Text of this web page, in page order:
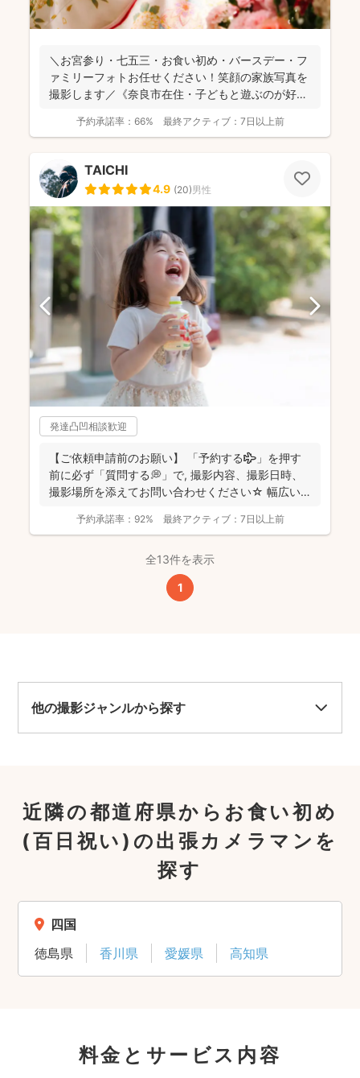
＼お宮参り・七五三・お食い初め・バースデー・フ
ァミリーフォトお任せください！笑顔の家族写真を
撮影します／《奈良市在住・子どもと遊ぶのが好き
予約承諾率： 66% 最終アクティブ： 7日以上前
TAICHI
4.9 (20)男性
発達凸凹相談歓迎
【ご依頼申請前のお願い】 「予約する✈️」を押す
前に必ず「質問する💭」で, 撮影内容、撮影日時、
撮影場所を添えてお問い合わせください☆ 幅広い
予約承諾率： 92% 最終アクティブ： 7日以上前
全13件を表示
1
他の撮影ジャンルから探す
近隣の都道府県からお食い初め
(百日祝い)の出張カメラマンを
探す
四国
徳島県
香川県 愛媛県 高知県
料金とサービス内容